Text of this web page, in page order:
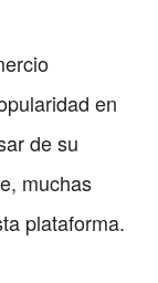
en
de su
muchas
plataforma.